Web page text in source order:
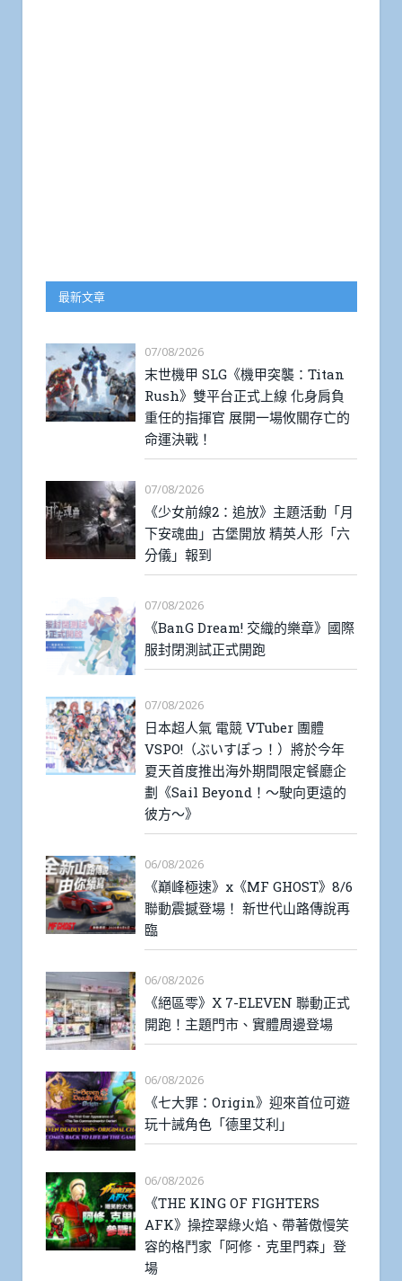
最新文章
07/08/2026
末世機甲 SLG《機甲突襲：Titan
Rush》雙平台正式上線 化身肩負
重任的指揮官 展開一場攸關存亡的
命運決戰！
07/08/2026
《少女前線2：追放》主題活動「月
下安魂曲」古堡開放 精英人形「六
分儀」報到
07/08/2026
《BanG Dream! 交織的樂章》國際
服封閉測試正式開跑
07/08/2026
日本超人氣 電競 VTuber 團體
VSPO!（ぶいすぽっ！）將於今年
夏天首度推出海外期間限定餐廳企
劃《Sail Beyond！～駛向更遠的
彼方～》
06/08/2026
《巔峰極速》x《MF GHOST》8/6
聯動震撼登場！ 新世代山路傳說再
臨
06/08/2026
《絕區零》X 7-ELEVEN 聯動正式
開跑！主題門市、實體周邊登場
06/08/2026
《七大罪：Origin》迎來首位可遊
玩十誡角色「德里艾利」
06/08/2026
《THE KING OF FIGHTERS
AFK》操控翠綠火焰、帶著傲慢笑
容的格鬥家「阿修．克里門森」登
場